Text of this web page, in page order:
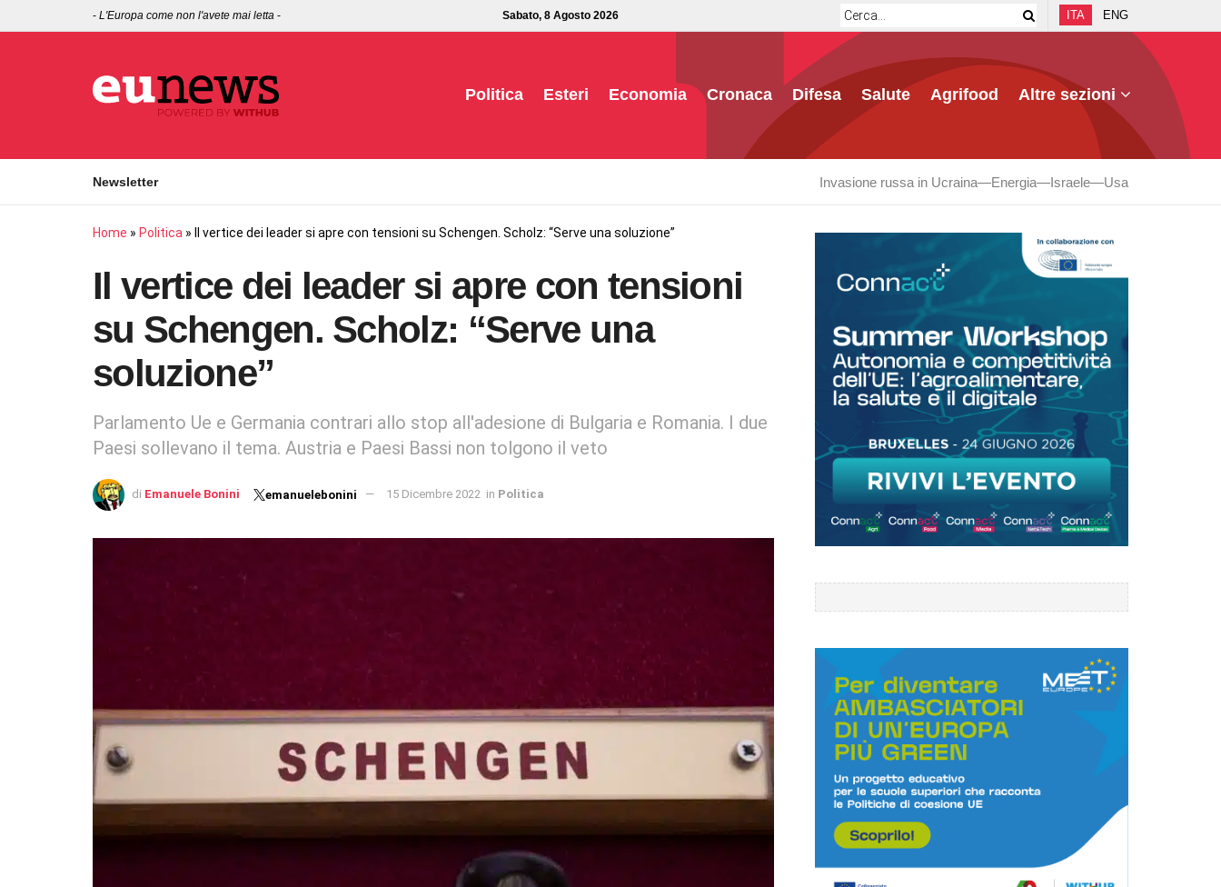
- L'Europa come non l'avete mai letta - Sabato, 8 Agosto 2026 ITA ENG
Politica Esteri Economia Cronaca Difesa Salute Agrifood Altre sezioni
Newsletter Invasione russa in Ucraina Energia Israele Usa
Home » Politica » Il vertice dei leader si apre con tensioni su Schengen. Scholz: “Serve una soluzione”
Il vertice dei leader si apre con tensioni
su Schengen. Scholz: “Serve una
soluzione”
Parlamento Ue e Germania contrari allo stop all'adesione di Bulgaria e Romania. I due
Paesi sollevano il tema. Austria e Paesi Bassi non tolgono il veto
di Emanuele Bonini emanuelebonini 15 Dicembre 2022 in Politica